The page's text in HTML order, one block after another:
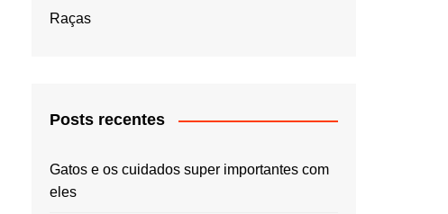
Raças
Posts recentes
Gatos e os cuidados super importantes com
eles